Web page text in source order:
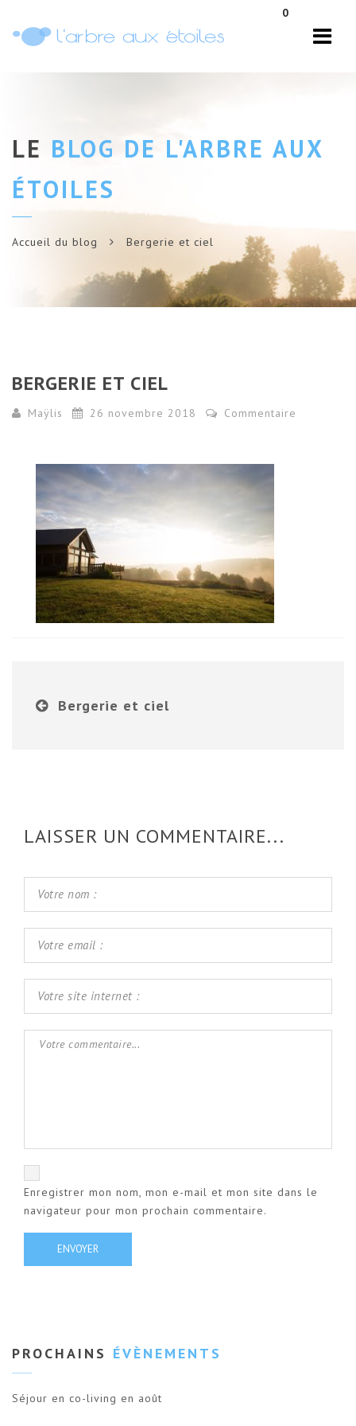
0
LE BLOG DE L'ARBRE AUX
ÉTOILES
Accueil du blog Bergerie et ciel
BERGERIE ET CIEL
Maÿlis 26 novembre 2018 Commentaire
Bergerie et ciel
LAISSER UN COMMENTAIRE...
Enregistrer mon nom, mon e-mail et mon site dans le
navigateur pour mon prochain commentaire.
PROCHAINS ÉVÈNEMENTS
Séjour en co-living en août